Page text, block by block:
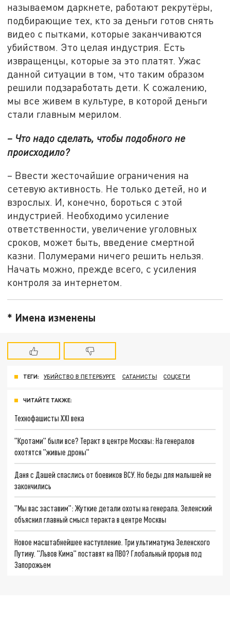
называемом даркнете, работают рекрутёры,
подбирающие тех, кто за деньги готов снять
видео с пытками, которые заканчиваются
убийством. Это целая индустрия. Есть
извращенцы, которые за это платят. Ужас
данной ситуации в том, что таким образом
решили подзаработать дети. К сожалению,
мы все живем в культуре, в которой деньги
стали главным мерилом.
– Что надо сделать, чтобы подобного не
происходило?
– Ввести жесточайшие ограничения на
сетевую активность. Не только детей, но и
взрослых. И, конечно, бороться с этой
индустрией. Необходимо усиление
ответственности, увеличение уголовных
сроков, может быть, введение смертной
казни. Полумерами ничего решить нельзя.
Начать можно, прежде всего, с усиления
контроля за интернетом.
* Имена изменены
ТЕГИ: УБИЙСТВО В ПЕТЕРБУРГЕ САТАНИСТЫ СОЦСЕТИ
ЧИТАЙТЕ ТАКЖЕ:
Технофашисты XXI века
"Кротами" были все? Теракт в центре Москвы: На генералов
охотятся "живые дроны"
Даня с Дашей спаслись от боевиков ВСУ. Но беды для малышей не
закончились
"Мы вас заставим": Жуткие детали охоты на генерала. Зеленский
объяснил главный смысл теракта в центре Москвы
Новое масштабнейшее наступление. Три ультиматума Зеленского
Путину. "Львов Кима" поставят на ПВО? Глобальный прорыв под
Запорожьем